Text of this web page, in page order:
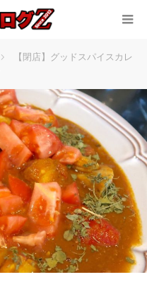
【閉店】グッドスパイスカレ